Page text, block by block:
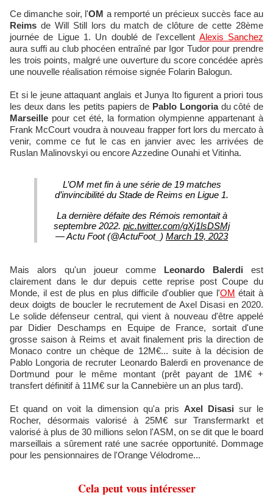
Ce dimanche soir, l'OM a remporté un précieux succès face au
Reims de Will Still lors du match de clôture de cette 28ème
journée de Ligue 1. Un doublé de l'excellent Alexis Sanchez
aura suffi au club phocéen entraîné par Igor Tudor pour prendre
les trois points, malgré une ouverture du score concédée après
une nouvelle réalisation rémoise signée Folarin Balogun.
Et si le jeune attaquant anglais et Junya Ito figurent a priori tous
les deux dans les petits papiers de Pablo Longoriadu côté de
Marseille pour cet été, la formation olympienne appartenant à
Frank McCourt voudra à nouveau frapper fort lors du mercato à
venir, comme ce fut le cas en janvier avec les arrivées de
Ruslan Malinovskyi ou encore Azzedine Ounahi et Vitinha.
L’OM met fin à une série de 19 matches
d’invincibilité du Stade de Reims en Ligue 1.
La dernière défaite des Rémois remontait à
septembre 2022. pic.twitter.com/gXj1lsDSMj
— Actu Foot (@ActuFoot_) March 19, 2023
Mais alors qu'un joueur comme Leonardo Balerdi est
clairement dans le dur depuis cette reprise post Coupe du
Monde, il est de plus en plus difficile d'oublier que l'OM était à
deux doigts de boucler le recrutement de Axel Disasi en 2020.
Le solide défenseur central, qui vient à nouveau d'être appelé
par Didier Deschamps en Equipe de France, sortait d'une
grosse saison à Reims et avait finalement pris la direction de
Monaco contre un chèque de 12M€... suite à la décision de
Pablo Longoria de recruter Leonardo Balerdi en provenance de
Dortmund pour le même montant (prêt payant de 1M€ +
transfert définitif à 11M€ sur la Cannebière un an plus tard).
Et quand on voit la dimension qu'a pris Axel Disasi sur le
Rocher, désormais valorisé à 25M€ sur Transfermarkt et
valorisé à plus de 30 millions selon l'ASM, on se dit que le board
marseillais a sûrement raté une sacrée opportunité. Dommage
pour les pensionnaires de l'Orange Vélodrome...
Cela peut vous intéresser